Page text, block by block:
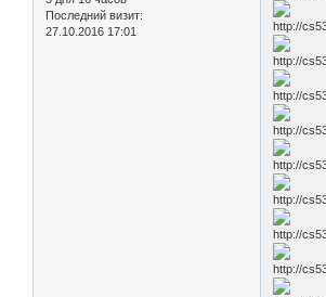
Последний визит:
27.10.2016 17:01